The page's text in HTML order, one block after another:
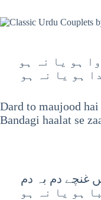
ہو یا نہ ہو
ہو یا نہ ہو
Dard to maujood
Bandagi haalat se
غنچے دم بہ دم
ہو یا نہ ہو